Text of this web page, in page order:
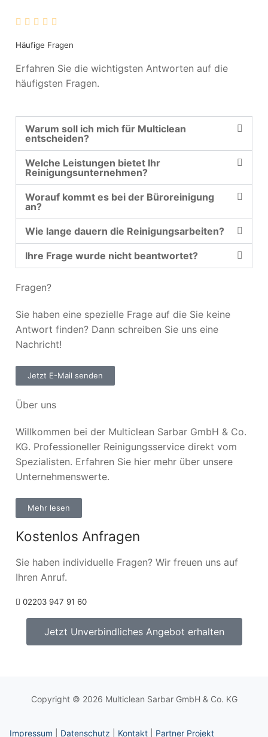
Häufige Fragen
Erfahren Sie die wichtigsten Antworten auf die
häufigsten Fragen.
Warum soll ich mich für Multiclean
entscheiden?
Welche Leistungen bietet Ihr
Reinigungsunternehmen?
Worauf kommt es bei der Büroreinigung
an?
Wie lange dauern die Reinigungsarbeiten?
Ihre Frage wurde nicht beantwortet?
Fragen?
Sie haben eine spezielle Frage auf die Sie keine
Antwort finden? Dann schreiben Sie uns eine
Nachricht!
Jetzt E-Mail senden
Über uns
Willkommen bei der Multiclean Sarbar GmbH & Co.
KG. Professioneller Reinigungsservice direkt vom
Spezialisten. Erfahren Sie hier mehr über unsere
Unternehmenswerte.
Mehr lesen
Kostenlos Anfragen
Sie haben individuelle Fragen? Wir freuen uns auf
Ihren Anruf.
02203 947 91 60
Jetzt Unverbindliches Angebot erhalten
Copyright © 2026 Multiclean Sarbar GmbH & Co. KG
Impressum Datenschutz Kontakt Partner Projekt